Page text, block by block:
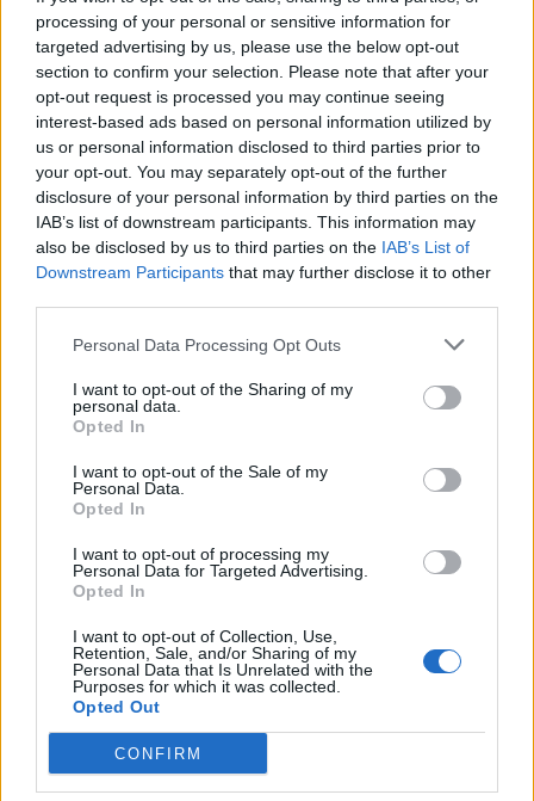
processing of your personal or sensitive information for
targeted advertising by us, please use the below opt-out
section to confirm your selection. Please note that after your
opt-out request is processed you may continue seeing
interest-based ads based on personal information utilized by
us or personal information disclosed to third parties prior to
your opt-out. You may separately opt-out of the further
disclosure of your personal information by third parties on the
IAB’s list of downstream participants. This information may
also be disclosed by us to third parties on the IAB’s List of
Downstream Participants that may further disclose it to other
Personal Data Processing Opt Outs
I want to opt-out of the Sharing of my
personal data.
Opted In
I want to opt-out of the Sale of my
Personal Data.
Opted In
I want to opt-out of processing my
Personal Data for Targeted Advertising.
Opted In
I want to opt-out of Collection, Use,
Retention, Sale, and/or Sharing of my
Personal Data that Is Unrelated with the
Purposes for which it was collected.
Opted Out
CONFIRM
Η ευαίσθητη πλευρά σας θα έρθει
στην επιφάνεια τις ημέρες που
ακολουθούν!
ΣΚΟΡΠΙΟΣ
Θα βρεθείτε μπλεγμένοι σε
δύσκολες καταστάσεις και θα
πρέπει να συμμαζέψετε τα λάθη
των άλλων.
ΤΟΞΟΤΗΣ
Θα μάθετε ότι σήμερα τα
πράγματα ξεκινούν να
στρέφονται προς όφελός σας.
ΑΙΓΟΚΕΡΩΣ
Το μυαλό σας δεν είναι
συγκεντρωμένο και ξεχνάτε
πολλά σημαντικά πράγματα.